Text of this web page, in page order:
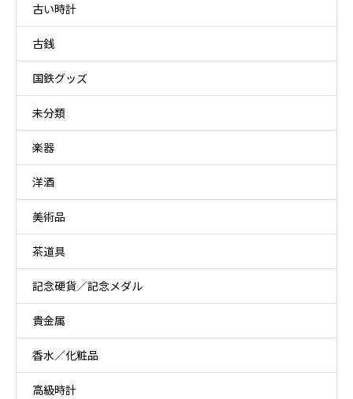
古い時計
古銭
国鉄グッズ
未分類
楽器
洋酒
美術品
茶道具
記念硬貨／記念メダル
貴金属
香水／化粧品
高級時計